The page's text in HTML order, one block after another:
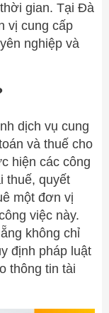
gian. Tại Đà
vị cung cấp
nghiệp và
dịch vụ cung
và thuế cho
hiện các công
thuế, quyết
một đơn vị
việc này.
không chỉ
định pháp luật
thông tin tài